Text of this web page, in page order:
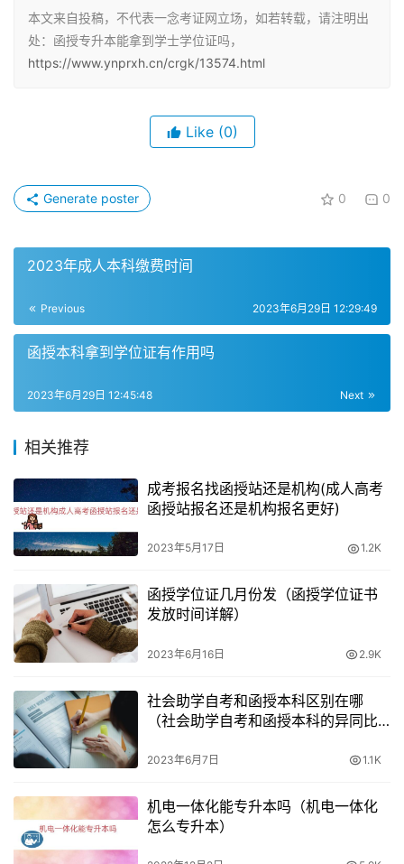
获得学士学位证的条件
能不同，有的学校要求75分，有的学校要求80分。此外，
学位证的颁发条件一般为，获得本科毕业文凭。所以，如果
并且符合相关申请要求。
正规的函授专升本是有学位证的，但需要同学们自行申请并
符合相应的申请要求。如果你完成了函授本科学习，并且通
过考核，符合相关主修课程不得补考，那么你可以在毕业两
年后申请学士学位。
本文来自投稿，不代表一念考证网立场，如若转载，请注明出
处：函授专升本能拿到学士学位证吗，
https://www.ynprxh.cn/crgk/13574.html
Like (0)
0 0
Generate poster
2023年成人本科缴费时间
Previous 2023年6月29日 12:29:49
函授本科拿到学位证有作用吗
Next
2023年6月29日 12:45:48
相关推荐
成考报名找函授站还是机构(成人高考
函授站报名还是机构报名更好)
2023年5月17日 1.2K
函授学位证几月份发（函授学位证书
发放时间详解）
2023年6月16日 2.9K
社会助学自考和函授本科区别在哪
（社会助学自考和函授本科的异同比
2023年6月7日 1.1K
机电一体化能专升本吗（机电一体化
怎么专升本）